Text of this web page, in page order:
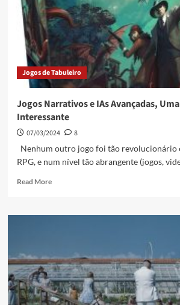
Jogos de Tabuleiro
Jogos Narrativos e IAs Avançadas,
Interessante
07/03/2024
8
Nenhum outro jogo foi tão revolucionário
RPG, e num nível tão abrangente (jogos,
Read More